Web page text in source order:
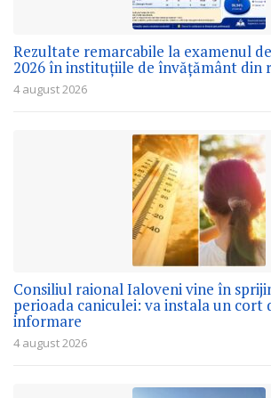
Rezultate remarcabile la examenul
2026 în instituțiile de învățământ din
4 august 2026
Consiliul raional Ialoveni vine în
perioada caniculei: va instala un cort
informare
4 august 2026